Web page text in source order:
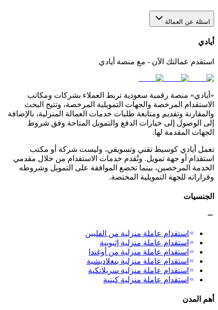
اسئلة عن العمالة
أيادي
استقدم عمالتك الآن - مع منصة أيادي
«أيادي» منصة رقمية سعودية تربط العملاء بشركات ومكاتب
الاستقدام المرخصة والجهات التمويلية المرخصة، وتتيح البحث
والمقارنة وتقديم ومتابعة طلبات خدمات العمالة المنزلية، بالإضافة
إلى الوصول إلى خيارات الدفع والتمويل المتاحة وفق شروط
الجهات المقدمة لها.
تعمل أيادي كوسيط تقني وتسويقي، وليست شركة أو مكتب
استقدام أو جهة تمويل. وتُقدم خدمات الاستقدام من خلال مقدمي
الخدمة المرخصين، بينما تخضع الموافقة على التمويل وشروطه
وقراراته للجهة التمويلية المختصة.
الجنسيات
استقدام عاملة منزلية من الفلبين
استقدام عاملة منزلية إثيوبية
استقدام عاملة منزلية من أوغندا
استقدام عاملة منزلية بنغلاديشية
استقدام عاملة منزلية سريلانكية
استقدام عاملة منزلية كينية
أهم المدن